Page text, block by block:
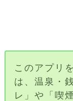
このアプリ
は、温泉・
レ」や「喫